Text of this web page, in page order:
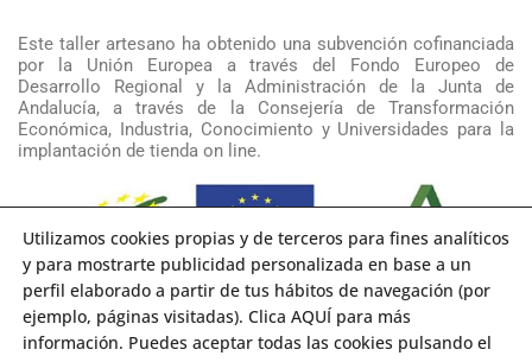
Este taller artesano ha obtenido una subvención cofinanciada
por la Unión Europea a través del Fondo Europeo de
Desarrollo Regional y la Administración de la Junta de
Andalucía, a través de la Consejería de Transformación
Económica, Industria, Conocimiento y Universidades para la
implantación de tienda on line.
Copyright 2021 RAKU Cerámica Artística | Diseño y Desarrollo
Utilizamos cookies propias y de terceros para fines analíticos
y para mostrarte publicidad personalizada en base a un
perfil elaborado a partir de tus hábitos de navegación (por
ejemplo, páginas visitadas). Clica AQUÍ para más
información. Puedes aceptar todas las cookies pulsando el